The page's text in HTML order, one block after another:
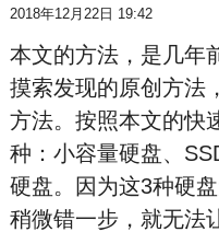
2018年12月22日 19:42
本文的方法，是几年
摸索发现的原创方法
方法。按照本文的快
种：小容量硬盘、
硬盘。因为这3种硬
稍微错一步，就无法